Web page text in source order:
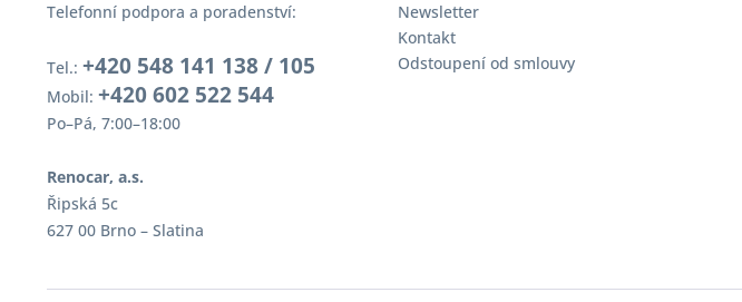
Telefonní podpora a poradenství:
Tel.: +420 548 141 138 / 105
Mobil: +420 602 522 544
Po–Pá, 7:00–18:00
Renocar, a.s.
Řipská 5c
627 00 Brno – Slatina
Newsletter
Kontakt
Odstoupení od smlouvy